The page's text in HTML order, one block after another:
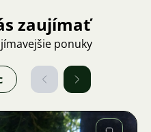
zaujímať
ponuky